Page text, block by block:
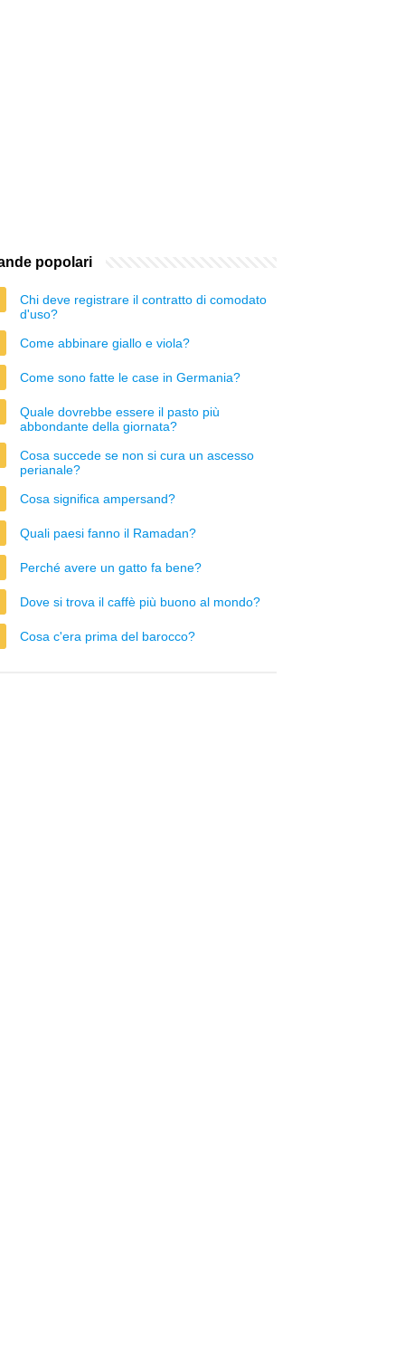
popolari
Chi deve registrare il contratto di comodato
d'uso?
Come abbinare giallo e viola?
Come sono fatte le case in Germania?
Quale dovrebbe essere il pasto più
abbondante della giornata?
Cosa succede se non si cura un ascesso
perianale?
Cosa significa ampersand?
Quali paesi fanno il Ramadan?
Perché avere un gatto fa bene?
Dove si trova il caffè più buono al mondo?
Cosa c'era prima del barocco?